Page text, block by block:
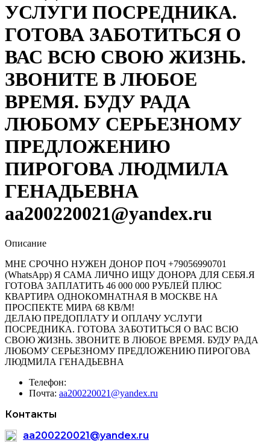
УСЛУГИ ПОСРЕДНИКА.
ГОТОВА ЗАБОТИТЬСЯ О
ВАС ВСЮ СВОЮ ЖИЗНЬ.
ЗВОНИТЕ В ЛЮБОЕ
ВРЕМЯ. БУДУ РАДА
ЛЮБОМУ СЕРЬЕЗНОМУ
ПРЕДЛОЖЕНИЮ
ПИРОГОВА ЛЮДМИЛА
ГЕНАДЬЕВНА
aa200220021@yandex.ru
Описание
МНЕ СРОЧНО НУЖЕН ДОНОР ПОЧ +79056990701
(WhatsApp) Я САМА ЛИЧНО ИЩУ ДОНОРА ДЛЯ СЕБЯ.Я
ГОТОВА ЗАПЛАТИТЬ 46 000 000 РУБЛЕЙ ПЛЮС
КВАРТИРА ОДНОКОМНАТНАЯ В МОСКВЕ НА
ПРОСПЕКТЕ МИРА 68 КВ/М!
ДЕЛАЮ ПРЕДОПЛАТУ И ОПЛАЧУ УСЛУГИ
ПОСРЕДНИКА. ГОТОВА ЗАБОТИТЬСЯ О ВАС ВСЮ
СВОЮ ЖИЗНЬ. ЗВОНИТЕ В ЛЮБОЕ ВРЕМЯ. БУДУ РАДА
ЛЮБОМУ СЕРЬЕЗНОМУ ПРЕДЛОЖЕНИЮ ПИРОГОВА
ЛЮДМИЛА ГЕНАДЬЕВНА
Телефон:
Почта: aa200220021@yandex.ru
Контакты
aa200220021@yandex.ru